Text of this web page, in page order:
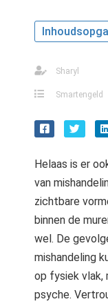
Sharyl
Smartengeld
Helaas is er
van
zichtbare
binnen de
wel. De
mishandeling
op fysiek vlak,
psyche.